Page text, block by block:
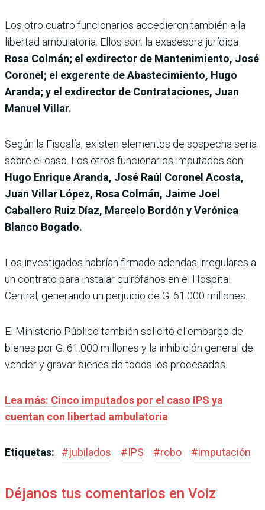
Los otro cuatro funcionarios accedieron también a la
libertad ambulatoria. Ellos son: la exasesora jurídica
Rosa Colmán; el exdirector de Mantenimiento, José
Coronel; el exgerente de Abastecimiento, Hugo
Aranda; y el exdirector de Contrataciones, Juan
Manuel Villar.
Según la Fiscalía, existen elementos de sospecha seria
sobre el caso. Los otros funcionarios imputados son:
Hugo Enrique Aranda, José Raúl Coronel Acosta,
Juan Villar López, Rosa Colmán, Jaime Joel
Caballero Ruiz Díaz, Marcelo Bordón y Verónica
Blanco Bogado.
Los investigados habrían firmado adendas irregulares a
un contrato para instalar quirófanos en el Hospital
Central, generando un perjuicio de G. 61.000 millones.
El Ministerio Público también solicitó el embargo de
bienes por G. 61.000 millones y la inhibición general de
vender y gravar bienes de todos los procesados.
Lea más: Cinco imputados por el caso IPS ya
cuentan con libertad ambulatoria
Etiquetas: #jubilados #IPS #robo #imputación
Déjanos tus comentarios en Voiz